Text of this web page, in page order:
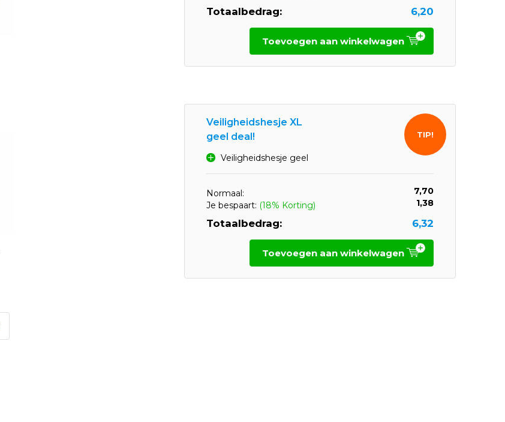
Totaalbedrag: 6,20
Toevoegen aan winkelwagen
Veiligheidshesje XL
geel deal!
Veiligheidshesje geel
Normaal:
7,70
Je bespaart: (18% Korting) 1,38
Totaalbedrag: 6,32
TIP!
Toevoegen aan winkelwagen